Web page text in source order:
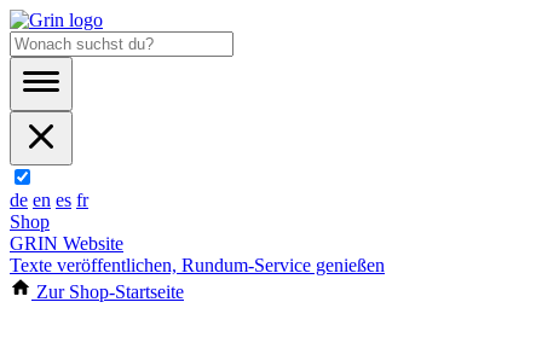
de en es fr
Shop
GRIN Website
Texte veröffentlichen, Rundum-Service genießen
Zur Shop-Startseite